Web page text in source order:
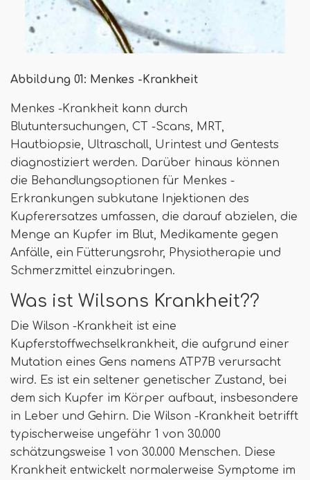
Abbildung 01: Menkes -Krankheit
Menkes -Krankheit kann durch
Blutuntersuchungen, CT -Scans, MRT,
Hautbiopsie, Ultraschall, Urintest und Gentests
diagnostiziert werden. Darüber hinaus können
die Behandlungsoptionen für Menkes -
Erkrankungen subkutane Injektionen des
Kupferersatzes umfassen, die darauf abzielen, die
Menge an Kupfer im Blut, Medikamente gegen
Anfälle, ein Fütterungsrohr, Physiotherapie und
Schmerzmittel einzubringen.
Was ist Wilsons Krankheit??
Die Wilson -Krankheit ist eine
Kupferstoffwechselkrankheit, die aufgrund einer
Mutation eines Gens namens ATP7B verursacht
wird. Es ist ein seltener genetischer Zustand, bei
dem sich Kupfer im Körper aufbaut, insbesondere
in Leber und Gehirn. Die Wilson -Krankheit betrifft
typischerweise ungefähr 1 von 30.000
schätzungsweise 1 von 30.000 Menschen. Diese
Krankheit entwickelt normalerweise Symptome im